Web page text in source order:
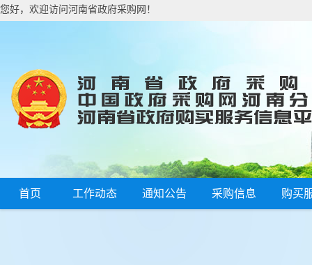
您好，欢迎访问河南省政府采购网！
首页 工作动态 通知公告 采购信息 购买